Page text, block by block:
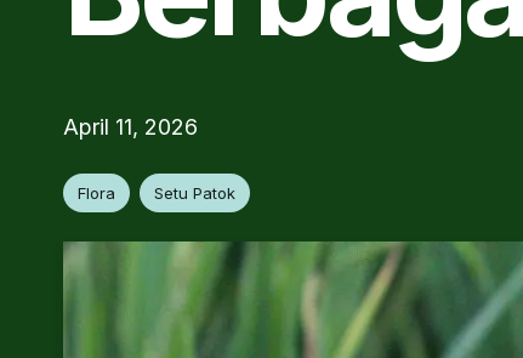
April 11, 2026
Flora Setu Patok